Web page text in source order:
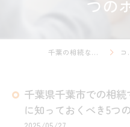
つの
千葉の相続ならホオジロ行政書士事務所 コラム
千葉県千葉市での相
に知っておくべき5つ